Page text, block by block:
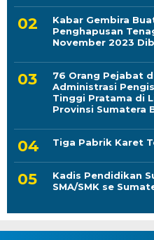
Kabar Gembira
Penghapusan
November 2023
76 Orang Pejabat
Administrasi
Tinggi Pratama di
Provinsi Sumatera
Tiga Pabrik Karet
Kadis Pendidikan
SMA/SMK se